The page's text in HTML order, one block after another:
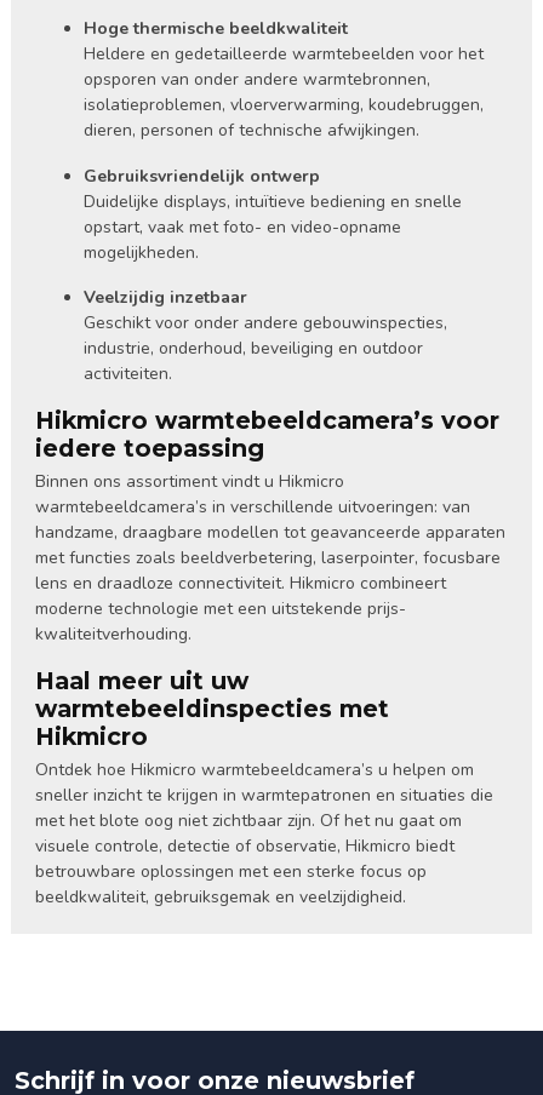
Hoge thermische beeldkwaliteit
Heldere en gedetailleerde warmtebeelden voor het
opsporen van onder andere warmtebronnen,
isolatieproblemen, vloerverwarming, koudebruggen,
dieren, personen of technische afwijkingen.
Gebruiksvriendelijk ontwerp
Duidelijke displays, intuïtieve bediening en snelle
opstart, vaak met foto- en video-opname
mogelijkheden.
Veelzijdig inzetbaar
Geschikt voor onder andere gebouwinspecties,
industrie, onderhoud, beveiliging en outdoor
activiteiten.
Hikmicro warmtebeeldcamera’s voor
iedere toepassing
Binnen ons assortiment vindt u Hikmicro
warmtebeeldcamera’s in verschillende uitvoeringen: van
handzame, draagbare modellen tot geavanceerde apparaten
met functies zoals beeldverbetering, laserpointer, focusbare
lens en draadloze connectiviteit. Hikmicro combineert
moderne technologie met een uitstekende prijs-
kwaliteitverhouding.
Haal meer uit uw
warmtebeeldinspecties met
Hikmicro
Ontdek hoe Hikmicro warmtebeeldcamera’s u helpen om
sneller inzicht te krijgen in warmtepatronen en situaties die
met het blote oog niet zichtbaar zijn. Of het nu gaat om
visuele controle, detectie of observatie, Hikmicro biedt
betrouwbare oplossingen met een sterke focus op
beeldkwaliteit, gebruiksgemak en veelzijdigheid.
Schrijf in voor onze nieuwsbrief